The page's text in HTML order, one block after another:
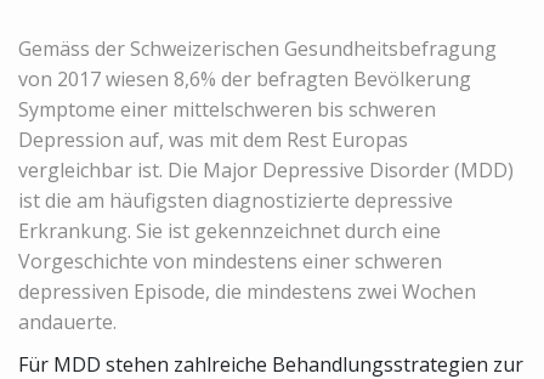
Gemäss der Schweizerischen Gesundheitsbefragung
von 2017 wiesen 8,6% der befragten Bevölkerung
Symptome einer mittelschweren bis schweren
Depression auf, was mit dem Rest Europas
vergleichbar ist. Die Major Depressive Disorder (MDD)
ist die am häufigsten diagnostizierte depressive
Erkrankung. Sie ist gekennzeichnet durch eine
Vorgeschichte von mindestens einer schweren
depressiven Episode, die mindestens zwei Wochen
andauerte.
Für MDD stehen zahlreiche Behandlungsstrategien zur